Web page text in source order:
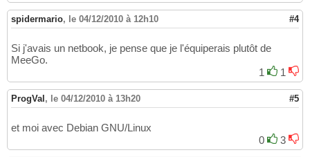
spidermario, le 04/12/2010 à 12h10 #4
Si j'avais un netbook, je pense que je l'équiperais plutôt de
MeeGo.
1
1
ProgVal , le 04/12/2010 à 13h20 #5
et moi avec Debian GNU/Linux
0
3